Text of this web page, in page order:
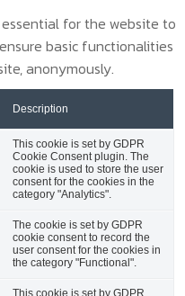
for the website to
basic functionalities
anonymously.
Description
This cookie is set by GDPR
Cookie Consent plugin. The
cookie is used to store the user
consent for the cookies in the
category "Analytics".
The cookie is set by GDPR
cookie consent to record the
user consent for the cookies in
the category "Functional".
This cookie is set by GDPR